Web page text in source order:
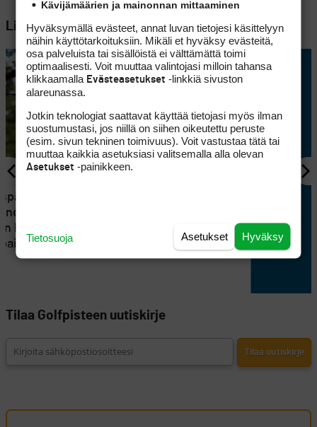
Lisää aiheesta
"Taistelua se on kaikille"
hyviä,
Tilaa Golfpisteen uutiskirje
Kävijämäärien ja mainonnan mittaaminen
Hyväksymällä evästeet, annat luvan tietojesi käsittelyyn
näihin käyttötarkoituksiin. Mikäli et hyväksy evästeitä,
osa palveluista tai sisällöistä ei välttämättä toimi
optimaalisesti. Voit muuttaa valintojasi milloin tahansa
klikkaamalla Evästeasetukset -linkkiä sivuston
alareunassa.
Jotkin teknologiat saattavat käyttää tietojasi myös ilman
suostumustasi, jos niillä on siihen oikeutettu peruste
(esim. sivun tekninen toimivuus). Voit vastustaa tätä tai
muuttaa kaikkia asetuksiasi valitsemalla alla olevan
Asetukset -painikkeen.
Hyväksy
Asetukset
Tietosuoja